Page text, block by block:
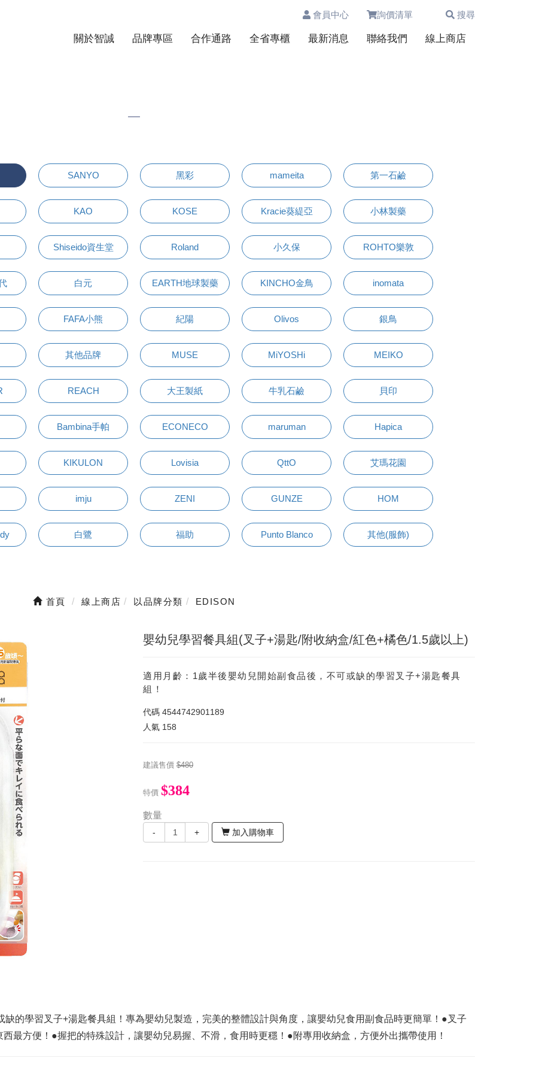
會員中心 詢價清單 搜尋
關於智誠 品牌專區 合作通路 全省專櫃 最新消息 聯絡我們 線上商店
SANYO 黑彩 mameita 第一石鹼
KAO KOSE Kracie葵緹亞 小林製藥
Shiseido資生堂 Roland 小久保 ROHTO樂敦
白元 EARTH地球製藥 KINCHO金鳥 inomata
FAFA小熊 紀陽 Olivos 銀鳥
其他品牌 MUSE MiYOSHi MEIKO
REACH 大王製紙 牛乳石鹼 貝印
Bambina手帕 ECONECO maruman Hapica
KIKULON Lovisia QttO 艾瑪花園
imju ZENI GUNZE HOM
白鷺 福助 Punto Blanco 其他(服飾)
首頁 線上商店 以品牌分類 EDISON
嬰幼兒學習餐具組(叉子+湯匙/附收納盒/紅色+橘色/1.5歲以上)
適用月齡：1歲半後嬰幼兒開始副食品後，不可或缺的學習叉子+湯匙餐具
組！
代碼 4544742901189
人氣 158
建議售價 $480
特價 $384
數量
- + 加入購物車
的學習叉子+湯匙餐具組！專為嬰幼兒製造，完美的整體設計與角度，讓嬰幼兒食用副食品時更簡單！●叉子
最方便！●握把的特殊設計，讓嬰幼兒易握、不滑，食用時更穩！●附專用收納盒，方便外出攜帶使用！